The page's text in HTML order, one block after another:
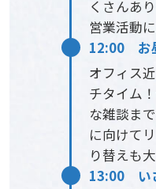
くさんあ
営業活動
12:00 お
オフィス
チタイム
な雑談ま
に向けて
り替えも
13:00 い